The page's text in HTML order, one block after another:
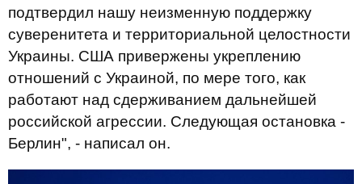
подтвердил нашу неизменную поддержку
суверенитета и территориальной целостности
Украины. США привержены укреплению
отношений с Украиной, по мере того, как
работают над сдерживанием дальнейшей
российской агрессии. Следующая остановка -
Берлин", - написал он.